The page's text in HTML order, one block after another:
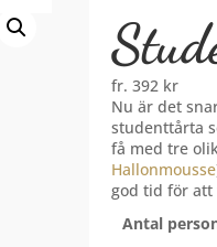
fr. 392 kr
Nu är det
studenttårta
få med tre
Hallonmousse
god tid för att
Antal